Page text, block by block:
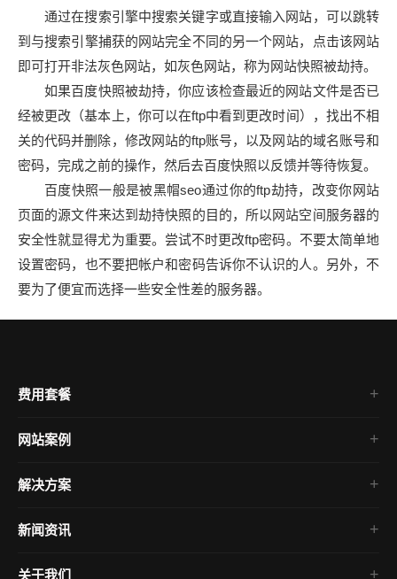
通过在搜索引擎中搜索关键字或直接输入网站，可以跳转
到与搜索引擎捕获的网站完全不同的另一个网站，点击该网站
即可打开非法灰色网站，如灰色网站，称为网站快照被劫持。
如果百度快照被劫持，你应该检查最近的网站文件是否已
经被更改（基本上，你可以在ftp中看到更改时间），找出不相
关的代码并删除，修改网站的ftp账号，以及网站的域名账号和
密码，完成之前的操作，然后去百度快照以反馈并等待恢复。
百度快照一般是被黑帽seo通过你的ftp劫持，改变你网站
页面的源文件来达到劫持快照的目的，所以网站空间服务器的
安全性就显得尤为重要。尝试不时更改ftp密码。不要太简单地
设置密码，也不要把帐户和密码告诉你不认识的人。另外，不
要为了便宜而选择一些安全性差的服务器。
费用套餐
网站案例
企业官网
房产网站
解决方案
新闻资讯
SEO教程
关于我们